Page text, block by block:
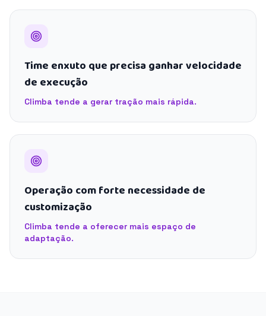
Time enxuto que precisa ganhar velocidade
de execução
Climba tende a gerar tração mais rápida.
Operação com forte necessidade de
customização
Climba tende a oferecer mais espaço de
adaptação.